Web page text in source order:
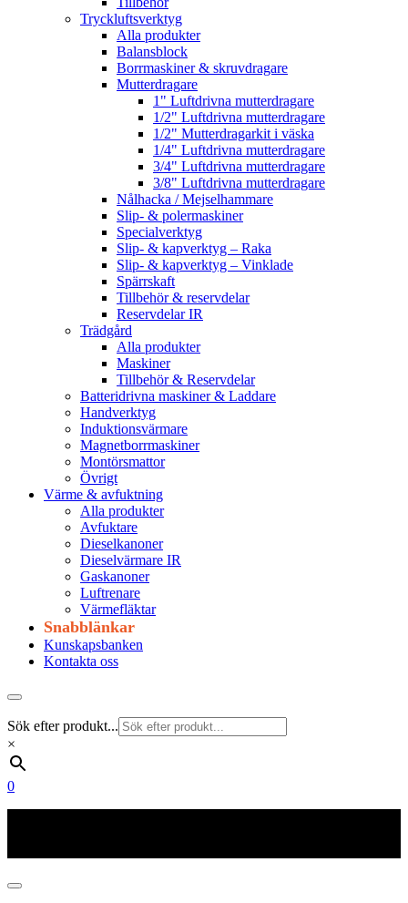
Tryckluftsverktyg
Alla produkter
Balansblock
Borrmaskiner & skruvdragare
Mutterdragare
1" Luftdrivna mutterdragare
1/2" Luftdrivna mutterdragare
1/2" Mutterdragarkit i väska
1/4" Luftdrivna mutterdragare
3/4" Luftdrivna mutterdragare
3/8" Luftdrivna mutterdragare
Nålhacka / Mejselhammare
Slip- & polermaskiner
Specialverktyg
Slip- & kapverktyg – Raka
Slip- & kapverktyg – Vinklade
Spärrskaft
Tillbehör & reservdelar
Reservdelar IR
Trädgård
Alla produkter
Maskiner
Tillbehör & Reservdelar
Batteridrivna maskiner & Laddare
Handverktyg
Induktionsvärmare
Magnetborrmaskiner
Montörsmattor
Övrigt
Värme & avfuktning
Alla produkter
Avfuktare
Dieselkanoner
Dieselvärmare IR
Gaskanoner
Luftrenare
Värmefläktar
Snabblänkar
Kunskapsbanken
Kontakta oss
Sök efter produkt...
×
0